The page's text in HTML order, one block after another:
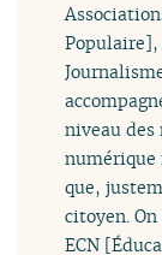
Populaire],
niveau des
numérique
que,
citoyen.
ECN